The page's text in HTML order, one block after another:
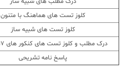
کلوز تست های هماهنگ با متنون
کلوز تست های شبیه ساز
درک مطلب و کلوز تست های کنکور های 97 تا 1400
پاسخ نامه تشریحی